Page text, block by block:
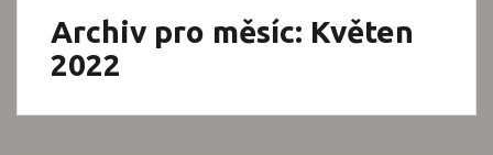
Archiv pro měsíc: Květen
2022